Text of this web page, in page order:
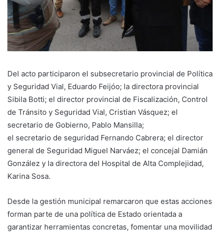
Del acto participaron el subsecretario provincial de Política
y Seguridad Vial, Eduardo Feijóo; la directora provincial
Sibila Botti; el director provincial de Fiscalización, Control
de Tránsito y Seguridad Vial, Cristian Vásquez; el
secretario de Gobierno, Pablo Mansilla;
el secretario de seguridad Fernando Cabrera; el director
general de Seguridad Miguel Narváez; el concejal Damián
González y la directora del Hospital de Alta Complejidad,
Karina Sosa.
Desde la gestión municipal remarcaron que estas acciones
forman parte de una política de Estado orientada a
garantizar herramientas concretas, fomentar una movilidad